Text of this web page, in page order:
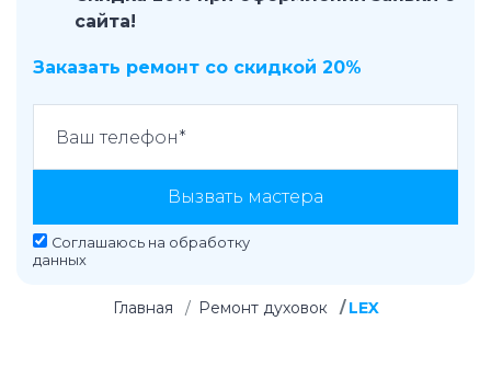
сайта!
Заказать ремонт со скидкой 20%
Вызвать мастера
Соглашаюсь на обработку
данных
Главная Ремонт духовок LEX